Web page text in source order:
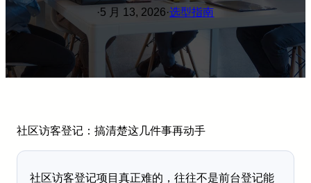
·5 月 13, 2026·选型指南
社区访客登记：搞清楚这几件事再动手
社区访客登记项目真正难的，往往不是前台登记能